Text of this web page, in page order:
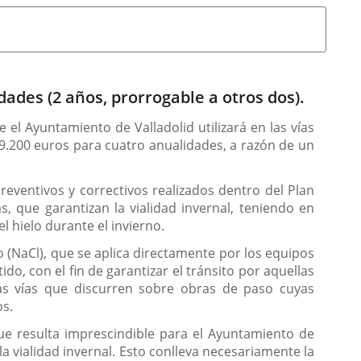
(2 años, prorrogable a otros dos).
Ayuntamiento de Valladolid utilizará en las vías
euros para cuatro anualidades, a razón de un
y correctivos realizados dentro del Plan
que garantizan la vialidad invernal, teniendo en
hielo durante el invierno.
que se aplica directamente por los equipos
con el fin de garantizar el tránsito por aquellas
vías que discurren sobre obras de paso cuyas
resulta imprescindible para el Ayuntamiento de
invernal. Esto conlleva necesariamente la